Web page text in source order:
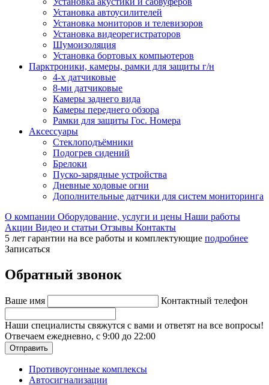
Установка автоусилителей
Установка мониторов и телевизоров
Установка видеорегистраторов
Шумоизоляция
Установка бортовых компьютеров
Парктроники, камеры, рамки для защиты г/н
4-х датчиковые
8-ми датчиковые
Камеры заднего вида
Камеры переднего обзора
Рамки для защиты Гос. Номера
Аксессуары
Стеклоподъёмники
Подогрев сидений
Брелоки
Пуско-зарядные устройства
Дневные ходовые огни
Дополнительные датчики для систем мониторинга
О компании Оборудование, услуги и цены Наши работы
Акции Видео и статьи Отзывы Контакты
5 лет гарантии на все работы и комплектующие подробнее
Записаться
Обратный звонок
Ваше имя Контактный телефон
Наши специалисты свяжутся с вами и ответят на все вопросы!
Отвечаем ежедневно, с 9:00 до 22:00
Отправить
Противоугонные комплексы
Автосигнализации